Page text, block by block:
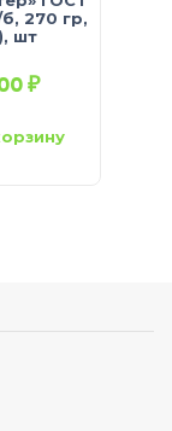
270 гр,
шт
₽